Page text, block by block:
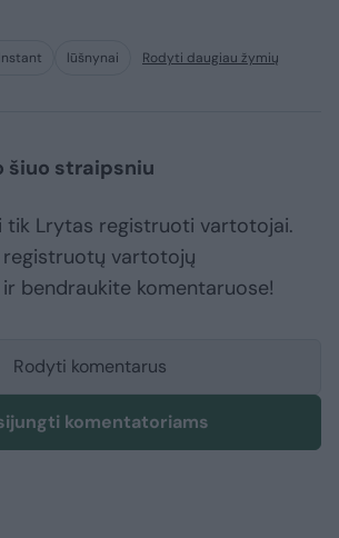
lūšnynai Rodyti daugiau žymių
šiuo straipsniu
tik Lrytas registruoti vartotojai.
registruotų vartotojų
bendraukite komentaruose!
Rodyti komentarus
komentatoriams